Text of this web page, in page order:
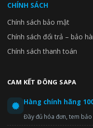
CHÍNH SÁCH
Chính sách bảo mật
Chính sách đổi trả – bảo
Chính sách thanh toán
CAM KẾT ĐÔNG SAPA
Hàng chính hãng
Đầy đủ hóa đơn, tem bảo